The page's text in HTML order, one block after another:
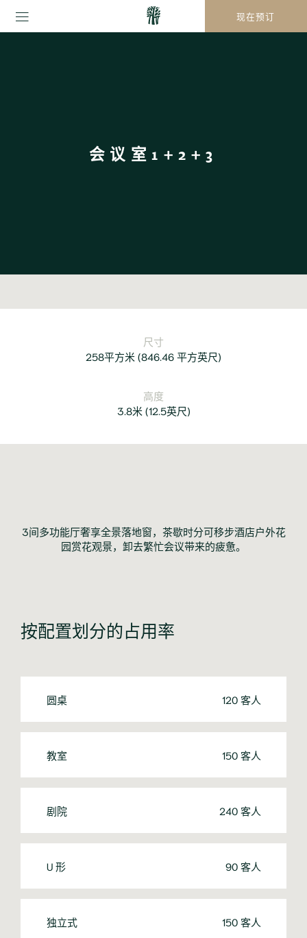
现在预订
会议室1+2+3
尺寸
258平方米 (846.46 平方英尺)
高度
3.8米 (12.5英尺)
3间多功能厅奢享全景落地窗，茶歇时分可移步酒店户外花
园赏花观景，卸去繁忙会议带来的疲惫。
按配置划分的占用率
圆桌 120 客人
教室 150 客人
剧院 240 客人
U 形 90 客人
独立式 150 客人